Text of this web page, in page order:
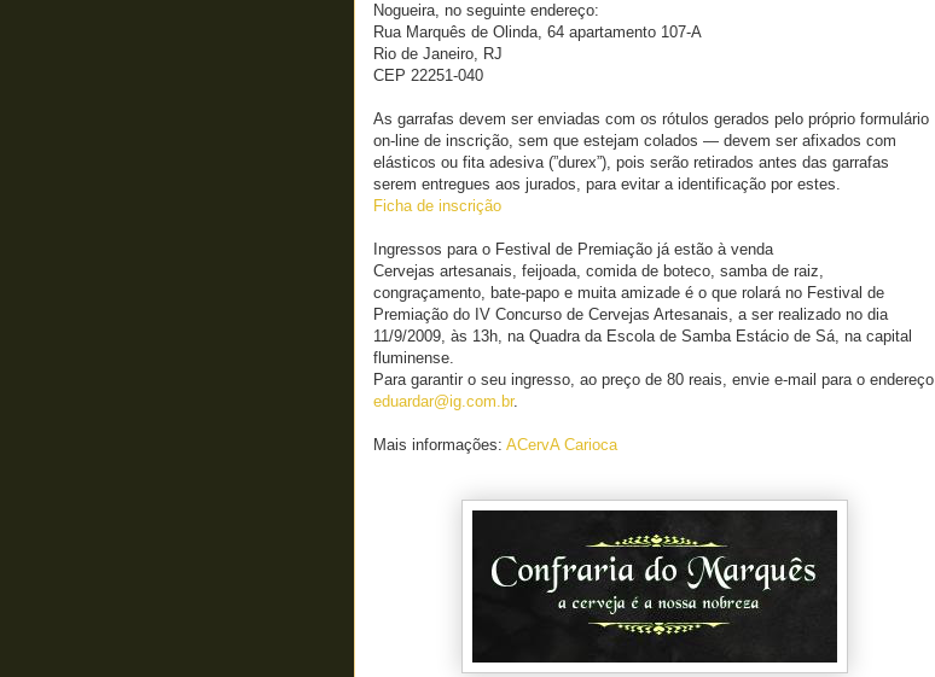
Nogueira, no seguinte endereço:
Rua Marquês de Olinda, 64 apartamento 107-A
Rio de Janeiro, RJ
CEP 22251-040
As garrafas devem ser enviadas com os rótulos gerados pelo próprio formulário
on-line de inscrição, sem que estejam colados — devem ser afixados com
elásticos ou fita adesiva (”durex”), pois serão retirados antes das garrafas
serem entregues aos jurados, para evitar a identificação por estes.
Ficha de inscrição
Ingressos para o Festival de Premiação já estão à venda
Cervejas artesanais, feijoada, comida de boteco, samba de raiz,
congraçamento, bate-papo e muita amizade é o que rolará no Festival de
Premiação do IV Concurso de Cervejas Artesanais, a ser realizado no dia
11/9/2009, às 13h, na Quadra da Escola de Samba Estácio de Sá, na capital
fluminense.
Para garantir o seu ingresso, ao preço de 80 reais, envie e-mail para o endereço
eduardar@ig.com.br.
Mais informações: ACervA Carioca